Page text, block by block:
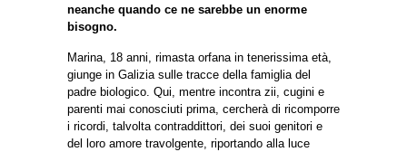
neanche quando ce ne sarebbe un enorme
bisogno.
Marina, 18 anni, rimasta orfana in tenerissima età,
giunge in Galizia sulle tracce della famiglia del
padre biologico. Qui, mentre incontra zii, cugini e
parenti mai conosciuti prima, cercherà di ricomporre
i ricordi, talvolta contraddittori, dei suoi genitori e
del loro amore travolgente, riportando alla luce